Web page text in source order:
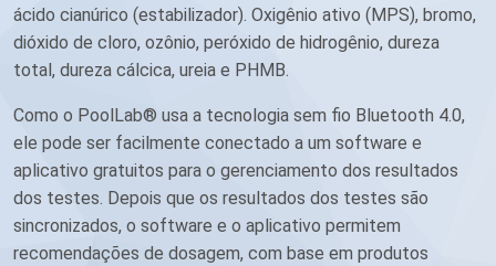
ácido cianúrico (estabilizador). Oxigênio ativo (MPS), bromo,
dióxido de cloro, ozônio, peróxido de hidrogênio, dureza
total, dureza cálcica, ureia e PHMB.
Como o PoolLab® usa a tecnologia sem fio Bluetooth 4.0,
ele pode ser facilmente conectado a um software e
aplicativo gratuitos para o gerenciamento dos resultados
dos testes. Depois que os resultados dos testes são
sincronizados, o software e o aplicativo permitem
recomendações de dosagem, com base em produtos